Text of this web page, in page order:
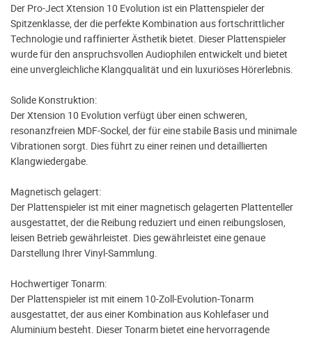
Der Pro-Ject Xtension 10 Evolution ist ein Plattenspieler der
Spitzenklasse, der die perfekte Kombination aus fortschrittlicher
Technologie und raffinierter Ästhetik bietet. Dieser Plattenspieler
wurde für den anspruchsvollen Audiophilen entwickelt und bietet
eine unvergleichliche Klangqualität und ein luxuriöses Hörerlebnis.
Solide Konstruktion:
Der Xtension 10 Evolution verfügt über einen schweren,
resonanzfreien MDF-Sockel, der für eine stabile Basis und minimale
Vibrationen sorgt. Dies führt zu einer reinen und detaillierten
Klangwiedergabe.
Magnetisch gelagert:
Der Plattenspieler ist mit einer magnetisch gelagerten Plattenteller
ausgestattet, der die Reibung reduziert und einen reibungslosen,
leisen Betrieb gewährleistet. Dies gewährleistet eine genaue
Darstellung Ihrer Vinyl-Sammlung.
Hochwertiger Tonarm:
Der Plattenspieler ist mit einem 10-Zoll-Evolution-Tonarm
ausgestattet, der aus einer Kombination aus Kohlefaser und
Aluminium besteht. Dieser Tonarm bietet eine hervorragende